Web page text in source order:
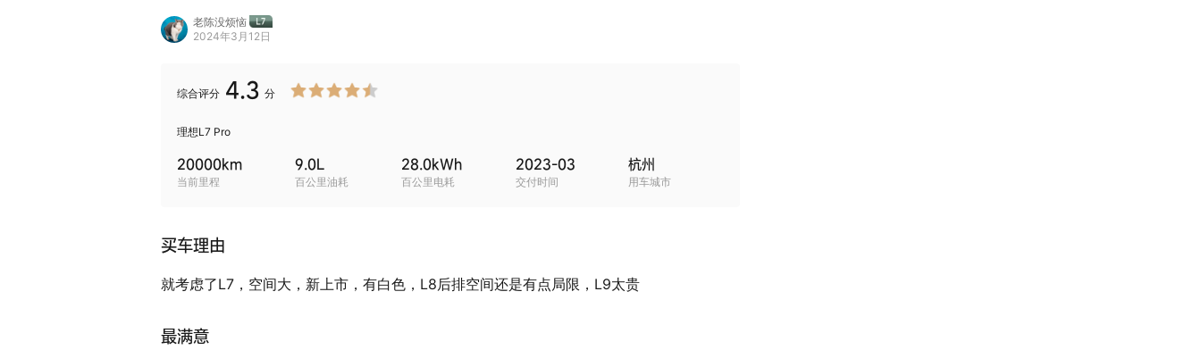
老陈没烦恼
2024年3月12日
综合评分 4.3 分
理想L7 Pro
20000km
当前里程
9.0L
百公里油耗
28.0kWh
百公里电耗
2023-03
交付时间
杭州
用车城市
买车理由
就考虑了L7，空间大，新上市，有白色，L8后排空间还是有点局限，L9太贵
最满意